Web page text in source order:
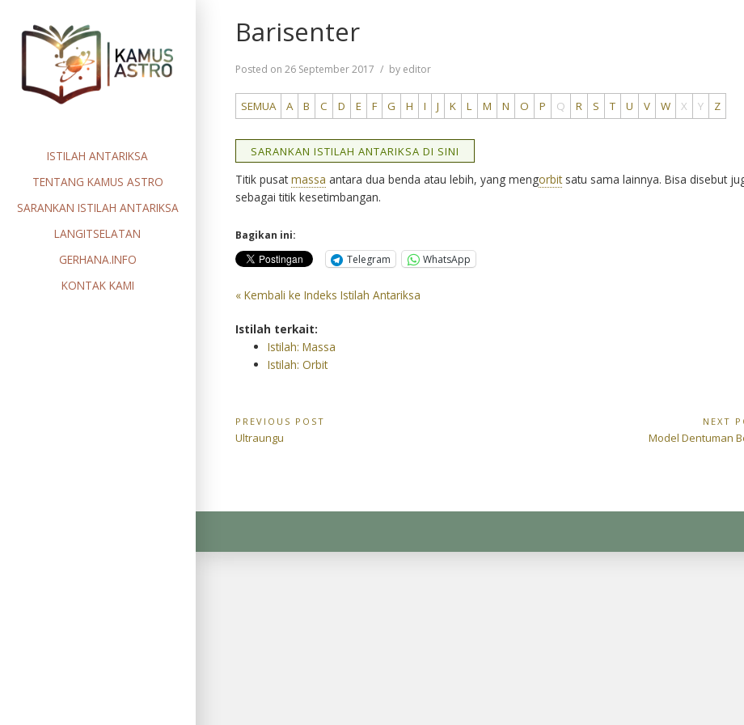
content
ISTILAH ANTARIKSA
TENTANG KAMUS ASTRO
SARANKAN ISTILAH ANTARIKSA
LANGITSELATAN
GERHANA.INFO
KONTAK KAMI
Barisenter
Posted on26 September 2017 by editor
SEMUA A B C D E F G H I J K L M N O P Q R S T U V W X Y Z
SARANKAN ISTILAH ANTARIKSA DI SINI
Titik pusatmassa antara dua benda atau lebih, yang mengorbitsatu sama lainnya. Bisa disebut
sebagai titik kesetimbangan.
Bagikan ini:
Telegram
WhatsApp
« Kembali ke Indeks Istilah Antariksa
Istilah terkait:
Istilah: Massa
Istilah: Orbit
Navigasi
pos
PREVIOUS POST
Previous
Ultraungu
NEXT
Next
Model Dentuman